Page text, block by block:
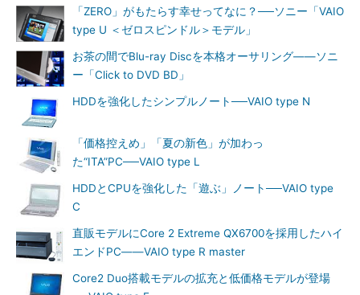
「ZERO」がもたらす幸せってなに？──ソニー「VAIO
type U ＜ゼロスピンドル＞モデル」
お茶の間でBlu-ray Discを本格オーサリング――ソニ
ー「Click to DVD BD」
HDDを強化したシンプルノート──VAIO type N
「価格控えめ」「夏の新色」が加わっ
た“ITA”PC──VAIO type L
HDDとCPUを強化した「遊ぶ」ノート──VAIO type
C
直販モデルにCore 2 Extreme QX6700を採用したハイ
エンドPC――VAIO type R master
Core2 Duo搭載モデルの拡充と低価格モデルが登場